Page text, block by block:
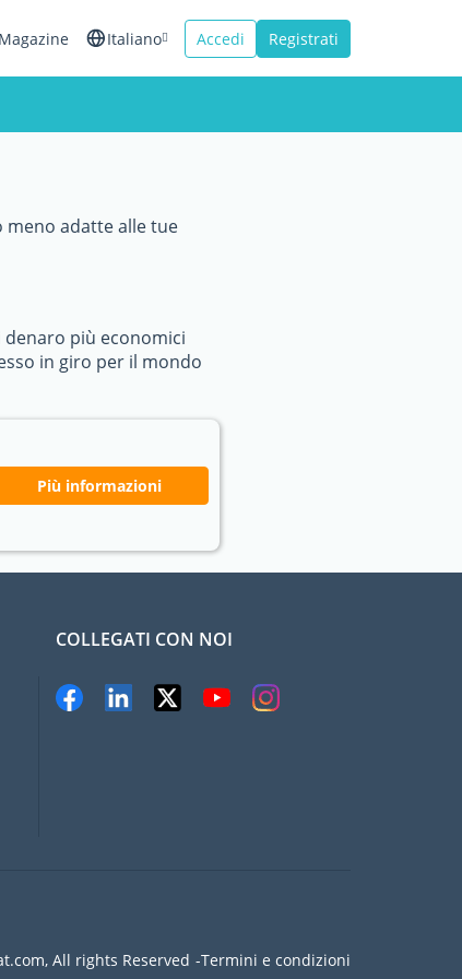
Magazine Italiano Accedi Registrati
meno adatte alle tue
più economici
in giro per il mondo
Più informazioni
COLLEGATI CON NOI
All rights Reserved Termini e condizioni